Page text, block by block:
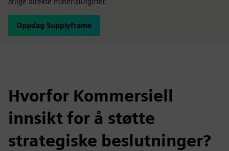
Oppdag Supplyframe
Hvorfor Kommersiell
innsikt for å støtte
strategiske beslutninger?